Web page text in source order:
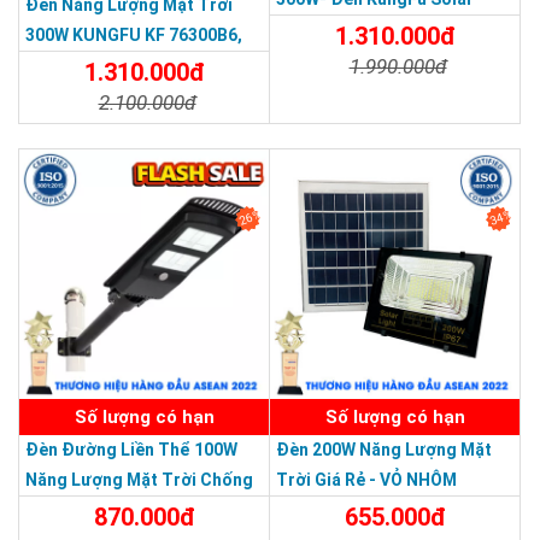
sáng. Vì vậy, khi trời tối đèn sẽ tự động bật và khi trời sáng sẽ
tự động tắt
Khả năng chống nước, chống bụi, chống mưa bão mạnh mẽ.
SẢN PHẨM DỊCH VỤ CHẤT LƯỢNG ASEAN 2019
Đèn Năng Lượng Mặt Trời
300W KUNGFU KF 76300B6,
IP68, Bảng Giá 2026
1.310.000đ
2.100.000đ
Năng Lượng Mặt Trời 500W,IP
67 Loại Lớn
1.310.000đ
1.990.000đ
26%
Số lượng có hạn
Đèn Đường Liền Thể 100W
Năng Lượng Mặt Trời Chống
Nước Giá Rẻ870.000đ
34%
Số lượng có hạn
Đèn 200W Năng Lượng Mặt
Trời Giá Rẻ - VỎ NHÔM
655.000đ